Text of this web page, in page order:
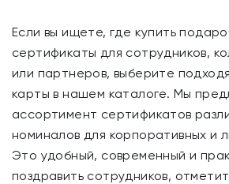
Если вы ищете, где купить
сертификаты для сотрудников,
или партнеров, выберите
карты в нашем каталоге. Мы
ассортимент сертификатов
номиналов для корпоративных и
Это удобный, современный и
поздравить сотрудников,